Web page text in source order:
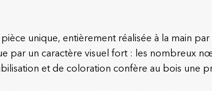
unique, entièrement réalisée à la main
par un caractère visuel fort : les nombreux
et de coloration confère au bois une